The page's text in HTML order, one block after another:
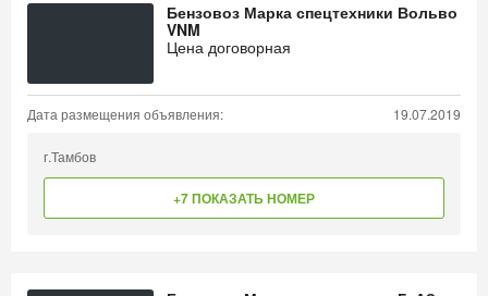
Бензовоз Марка спецтехники Вольво
VNM
Цена договорная
Дата размещения объявления: 19.07.2019
г.Тамбов
+7 ПОКАЗАТЬ НОМЕР